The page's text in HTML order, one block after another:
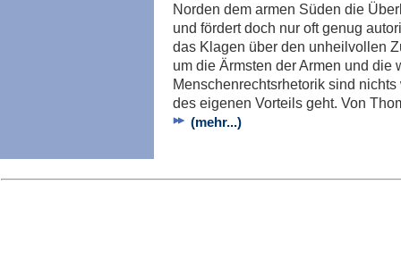
Norden dem armen Süden die
und fördert doch nur oft genug
das Klagen über den unheilvollen
um die Ärmsten der Armen und die
Menschenrechtsrhetorik sind
des eigenen Vorteils geht. Von
(mehr...)